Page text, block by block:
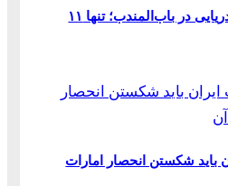
سقوط کم‌سابقه ترافیک دریایی در باب‌المندب؛ تنها ۱۱
باید شکستن انحصار امارات